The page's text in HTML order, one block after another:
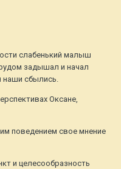
слабенький малыш
задышал и начал
наши сбылись.
Оксане,
поведением свое мнение
и целесообразность